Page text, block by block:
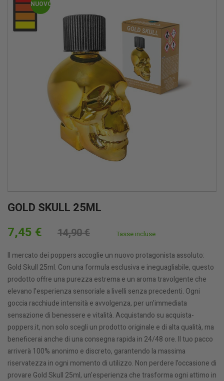
NUOVO
GOLD SKULL 25ML
7,45 € 14,90 € Tasse incluse
Il mercato dei poppers accoglie un nuovo protagonista assoluto:
Gold Skull 25ml. Con una formula esclusiva e ineguagliabile, questo
prodotto offre una purezza estrema e un aroma travolgente che
elevano l'esperienza sensoriale a livelli senza precedenti. Ogni
goccia racchiude intensità e avvolgenza, per un'immediata
sensazione di benessere e vitalità. Acquistando su acquista-
poppers.it, non solo scegli un prodotto originale e di alta qualità, ma
beneficerai anche di una consegna rapida in 24/48 ore. Il tuo pacco
arriverà 100% anonimo e discreto, garantendo la massima
riservatezza in ogni momento di utilizzo. Non perdere l’occasione di
provare Gold Skull 25ml, un'esperienza che trasforma ogni attimo in